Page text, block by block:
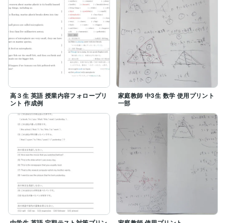
気になる点がございましたらお気軽にDMにてお問い合
わせください。
あなたの貴重な学びのサポートができる機会を楽しみに
しております。
高３生 英語 授業内容フォロープリ
ント 作成例
家庭教師 中3生 数学 使用プリント
一部